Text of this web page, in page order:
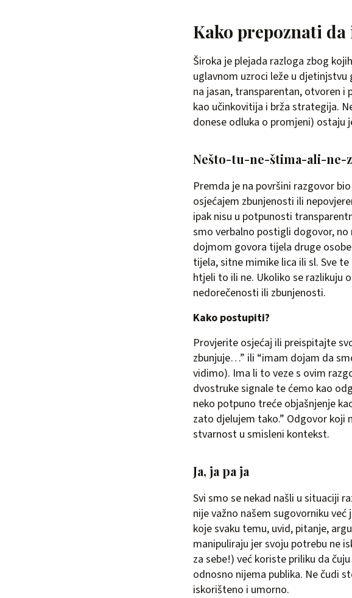
Kako prepoznati
Široka je plejada razloga zbog
uglavnom uzroci leže u
na jasan, transparentan, otvoren
kao učinkovitija i brža strategija.
donese odluka o promjeni) ostaju
Nešto-tu-ne-štima­-ali-ne-
Premda je na površini razgovor
osjećajem zbunjenosti ili
ipak nisu u potpunosti
smo verbalno postigli dogovor, no
dojmom govora tijela druge
tijela, sitne mimike lica ili sl. Sve
htjeli to ili ne. Ukoliko se razlikuju
nedorečenosti ili zbunjenosti.
Kako postupiti?
Provjerite osjećaj ili preispitajte
zbunjuje…” ili “imam dojam da
vidimo). Ima li to veze s ovim
dvostruke signale te ćemo kao
neko potpuno treće objašnjenje
zato djelujem tako.” Odgovor koji
stvarnost u smisleni kontekst.
Ja, ja pa ja
Svi smo se nekad našli u situaciji
nije važno našem sugovorniku
koje svaku temu, uvid, pitanje,
manipuliraju jer svoju potrebu ne
za sebe!) već koriste priliku da
odnosno nijema publika. Ne čudi
iskorišteno i umorno.